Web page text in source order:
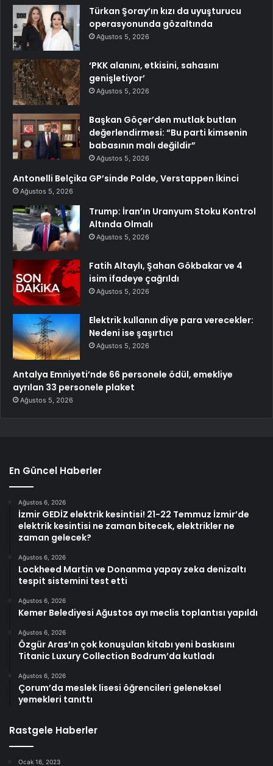
Türkan Şoray’ın kızı da uyuşturucu
operasyonunda gözaltında
Ağustos 5, 2026
‘PKK alanını, etkisini, sahasını
genişletiyor’
Ağustos 5, 2026
Başkan Göçer’den mutlak butlan
değerlendirmesi: “Bu parti kimsenin
babasının malı değildir”
Ağustos 5, 2026
Antonelli Belçika GP’sinde Polde, Verstappen İkinci
Ağustos 5, 2026
Trump: İran’ın Uranyum Stoku Kontrol
Altında Olmalı
Ağustos 5, 2026
Fatih Altaylı, Şahan Gökbakar ve 4
isim ifadeye çağrıldı
Ağustos 5, 2026
Elektrik kullanın diye para verecekler:
Nedeni ise şaşırtıcı
Ağustos 5, 2026
Antalya Emniyeti’nde 66 personele ödül, emekliye
ayrılan 33 personele plaket
Ağustos 5, 2026
En Güncel Haberler
Ağustos 6, 2026
İzmir GEDİZ elektrik kesintisi! 21-22 Temmuz İzmir’de
elektrik kesintisi ne zaman bitecek, elektrikler ne
zaman gelecek?
Ağustos 6, 2026
Lockheed Martin ve Donanma yapay zeka denizaltı
tespit sistemini test etti
Ağustos 6, 2026
Kemer Belediyesi Ağustos ayı meclis toplantısı yapıldı
Ağustos 6, 2026
Özgür Aras’ın çok konuşulan kitabı yeni baskısını
Titanic Luxury Collection Bodrum’da kutladı
Ağustos 6, 2026
Çorum’da meslek lisesi öğrencileri geleneksel
yemekleri tanıttı
Rastgele Haberler
Ocak 16, 2023